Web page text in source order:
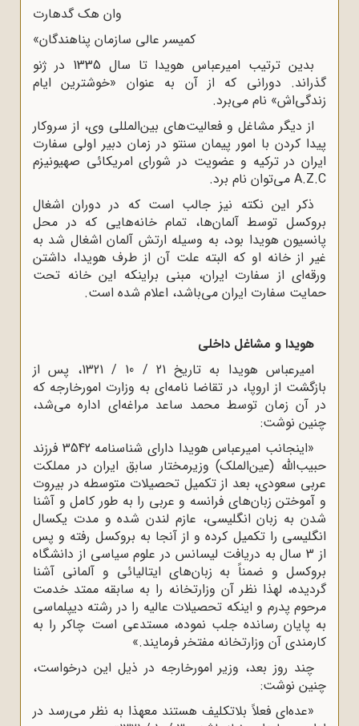
وان هک گدهارت
کمیسر عالى سازمان پناهندگان»
بدین ترتیب امیرعباس هویدا تا سال 1335 در ژنو
گذراند. دورانى که از آن به عنوان «خوشترین ایام
زندگى‌اش» نام مى‌برد.
از دیگر مشاغل و فعالیت‌هاى بین‌المللى وى، از سروکار
پیدا کردن با امور پیمان سنتو در زمان دبیر اولى سفارت
ایران در ترکیه و عضویت در شوراى امریکائى صهیونیزم
A.Z.C مى‌توان نام برد.
ذکر این نکته نیز جالب است که در دوران اشغال
بروکسل توسط آلمان‌ها، تمام خانه‌هایى که در محل
پانسیون هویدا بود، به وسیله ارتش آلمان اشغال شد به
غیر از خانه او که البته علت آن از طرف هویدا، داشتن
ورقه‌اى از سفارت ایران، مبنى براینکه این خانه تحت
حمایت سفارت ایران مى‌باشد، اعلام شده است.
هویدا و مشاغل داخلى
امیرعباس هویدا به تاریخ 21 / 10 / 1321، پس از
بازگشت از اروپا، در تقاضا نامه‌اى به وزارت امورخارجه که
در آن زمان توسط محمد ساعد مراغه‌اى اداره مى‌شد،
چنین نوشت:
«اینجانب امیرعباس هویدا داراى شناسنامه 3542 فرزند
حبیب‌الله (عین‌الملک) وزیرمختار سابق ایران در مملکت
عربى سعودى، بعد از تکمیل تحصیلات متوسطه در بیروت
و آموختن زبان‌هاى فرانسه و عربى را به طور کامل و آشنا
شدن به زبان انگلیسى، عازم لندن شده و مدت یکسال
انگلیسى را تکمیل کرده و از آنجا به بروکسل رفته و پس
از 3 سال به دریافت لیسانس در علوم سیاسى از دانشگاه
بروکسل و ضمناً به زبان‌هاى ایتالیائى و آلمانى آشنا
گردیده، لهذا نظر آن وزارتخانه را به سابقه ممتد خدمت
مرحوم پدرم و اینکه تحصیلات عالیه را در رشته دیپلماسى
به پایان رسانده جلب نموده، مستدعى است چاکر را به
کارمندى آن وزارتخانه مفتخر فرمایند.»
چند روز بعد، وزیر امورخارجه در ذیل این درخواست،
چنین نوشت:
«عده‌اى فعلاً بلاتکلیف هستند معهذا به نظر مى‌رسد در